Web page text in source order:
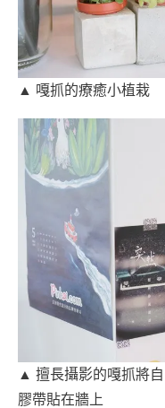
▲ 嘎抓的療癒小植栽
▲ 擅長攝影的嘎抓將
膠帶貼在牆上